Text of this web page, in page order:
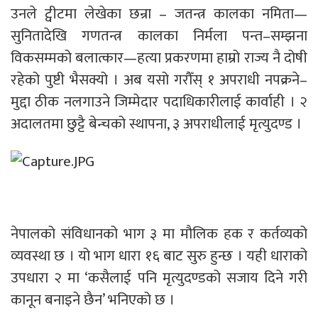
उनले ट्वीटमा लेखेका छन्रा – जतन्त्र कालका नमिता—
सुनितादेखि गणतन्त्र कालका निर्मला पन्त–सम्झना
विकसम्मको बलात्कार—हत्या प्रकरणमा हाम्रो राज्य नै दोषी
रहेको पुष्टी भैसक्यो । अब यसो गरौँस् १ अपराधी नपक्रने–
मुद्दा ठीक नलगाउने जिम्मेदार पदाधिकारीलाई कार्वाही । २
अदालतमा छुट्टै बेन्चको स्थापना, ३ अपराधीलाई मृत्युदण्ड ।
नेपालको संविधानको भाग ३ मा मौलिक हक र कर्तव्यको
व्यवस्था छ । यो भाग धारा १६ बाट सुरु हुन्छ । यही धाराको
उपधारा २ मा ‘कसैलाई पनि मृत्युदण्डको सजाय दिने गरी
कानून बनाइने छैन’ भनिएको छ ।